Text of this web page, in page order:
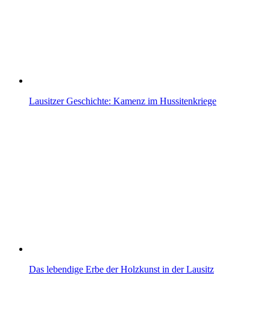
Lausitzer Geschichte: Kamenz im Hussitenkriege
Das lebendige Erbe der Holzkunst in der Lausitz